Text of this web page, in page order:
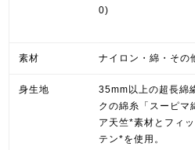
0)
素材 ナイロン・綿・その
身生地
35mm以上の超長綿
クの綿糸「スーピマ
ア天竺*素材とフィ
テン*を使用。